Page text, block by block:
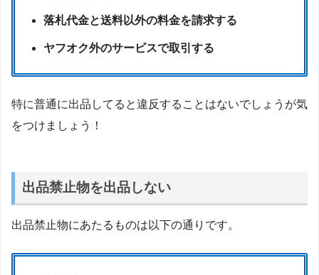
落札代金と送料以外の料金を請求する
ヤフオク外のサービスで取引する
特に普通に出品してると違反することはないでしょうが気
をつけましょう！
出品禁止物を出品しない
出品禁止物にあたるものは以下の通りです。